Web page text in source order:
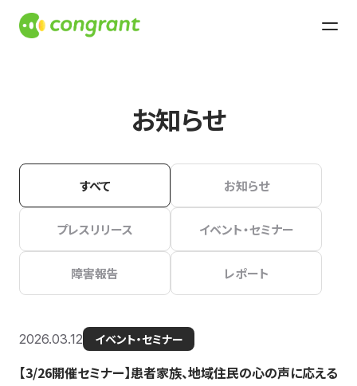
お知らせ
すべて お知らせ
プレスリリース イベント・セミナー
障害報告 レポート
2026.03.12 イベント・セミナー
【3/26開催セミナー】患者家族、地域住民の心の声に応える